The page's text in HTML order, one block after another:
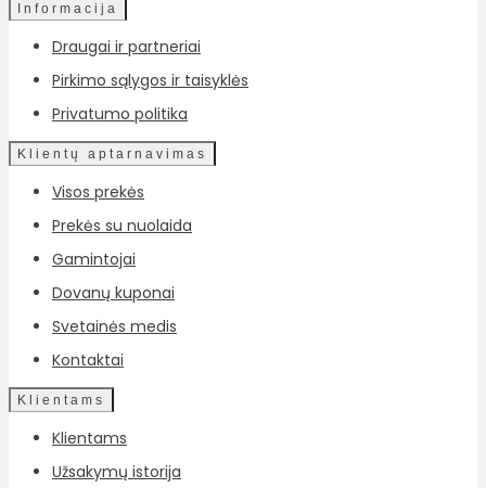
Informacija
Draugai ir partneriai
Pirkimo sąlygos ir taisyklės
Privatumo politika
Klientų aptarnavimas
Visos prekės
Prekės su nuolaida
Gamintojai
Dovanų kuponai
Svetainės medis
Kontaktai
Klientams
Klientams
Užsakymų istorija